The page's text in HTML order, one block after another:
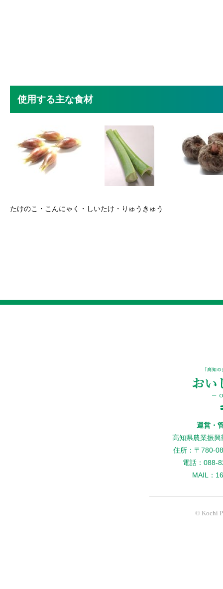
使用する主な食材
たけのこ・こんにゃく・しいたけ・りゅうきゅう
運営・
高知県農業振
住所：〒780-
電話：088-
MAIL：
© Kochi